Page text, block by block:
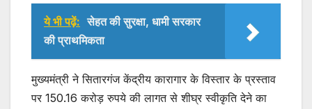
ये भी पढ़ें: सेहत की सुरक्षा, धामी सरकार
की प्राथमिकता
मुख्यमंत्री ने सितारगंज केंद्रीय कारागार के विस्तार के प्रस्ताव
पर 150.16 करोड़ रुपये की लागत से शीघ्र स्वीकृति देने का